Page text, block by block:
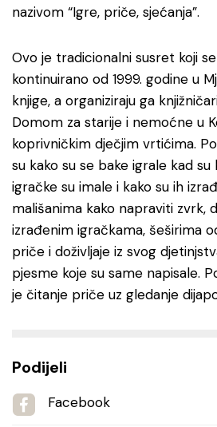
nazivom “Igre, priče, sjećanja”.
Ovo je tradicionalni susret koji
kontinuirano od 1999. godine u
knjige, a organiziraju ga
Domom za starije i nemoćne u
koprivničkim dječjim vrtićima.
su kako su se bake igrale kad
igračke su imale i kako su ih
mališanima kako napraviti zvrk,
izrađenim igračkama, šeširima
priče i doživljaje iz svog
pjesme koje su same napisale.
je čitanje priče uz gledanje
Podijeli
Facebook